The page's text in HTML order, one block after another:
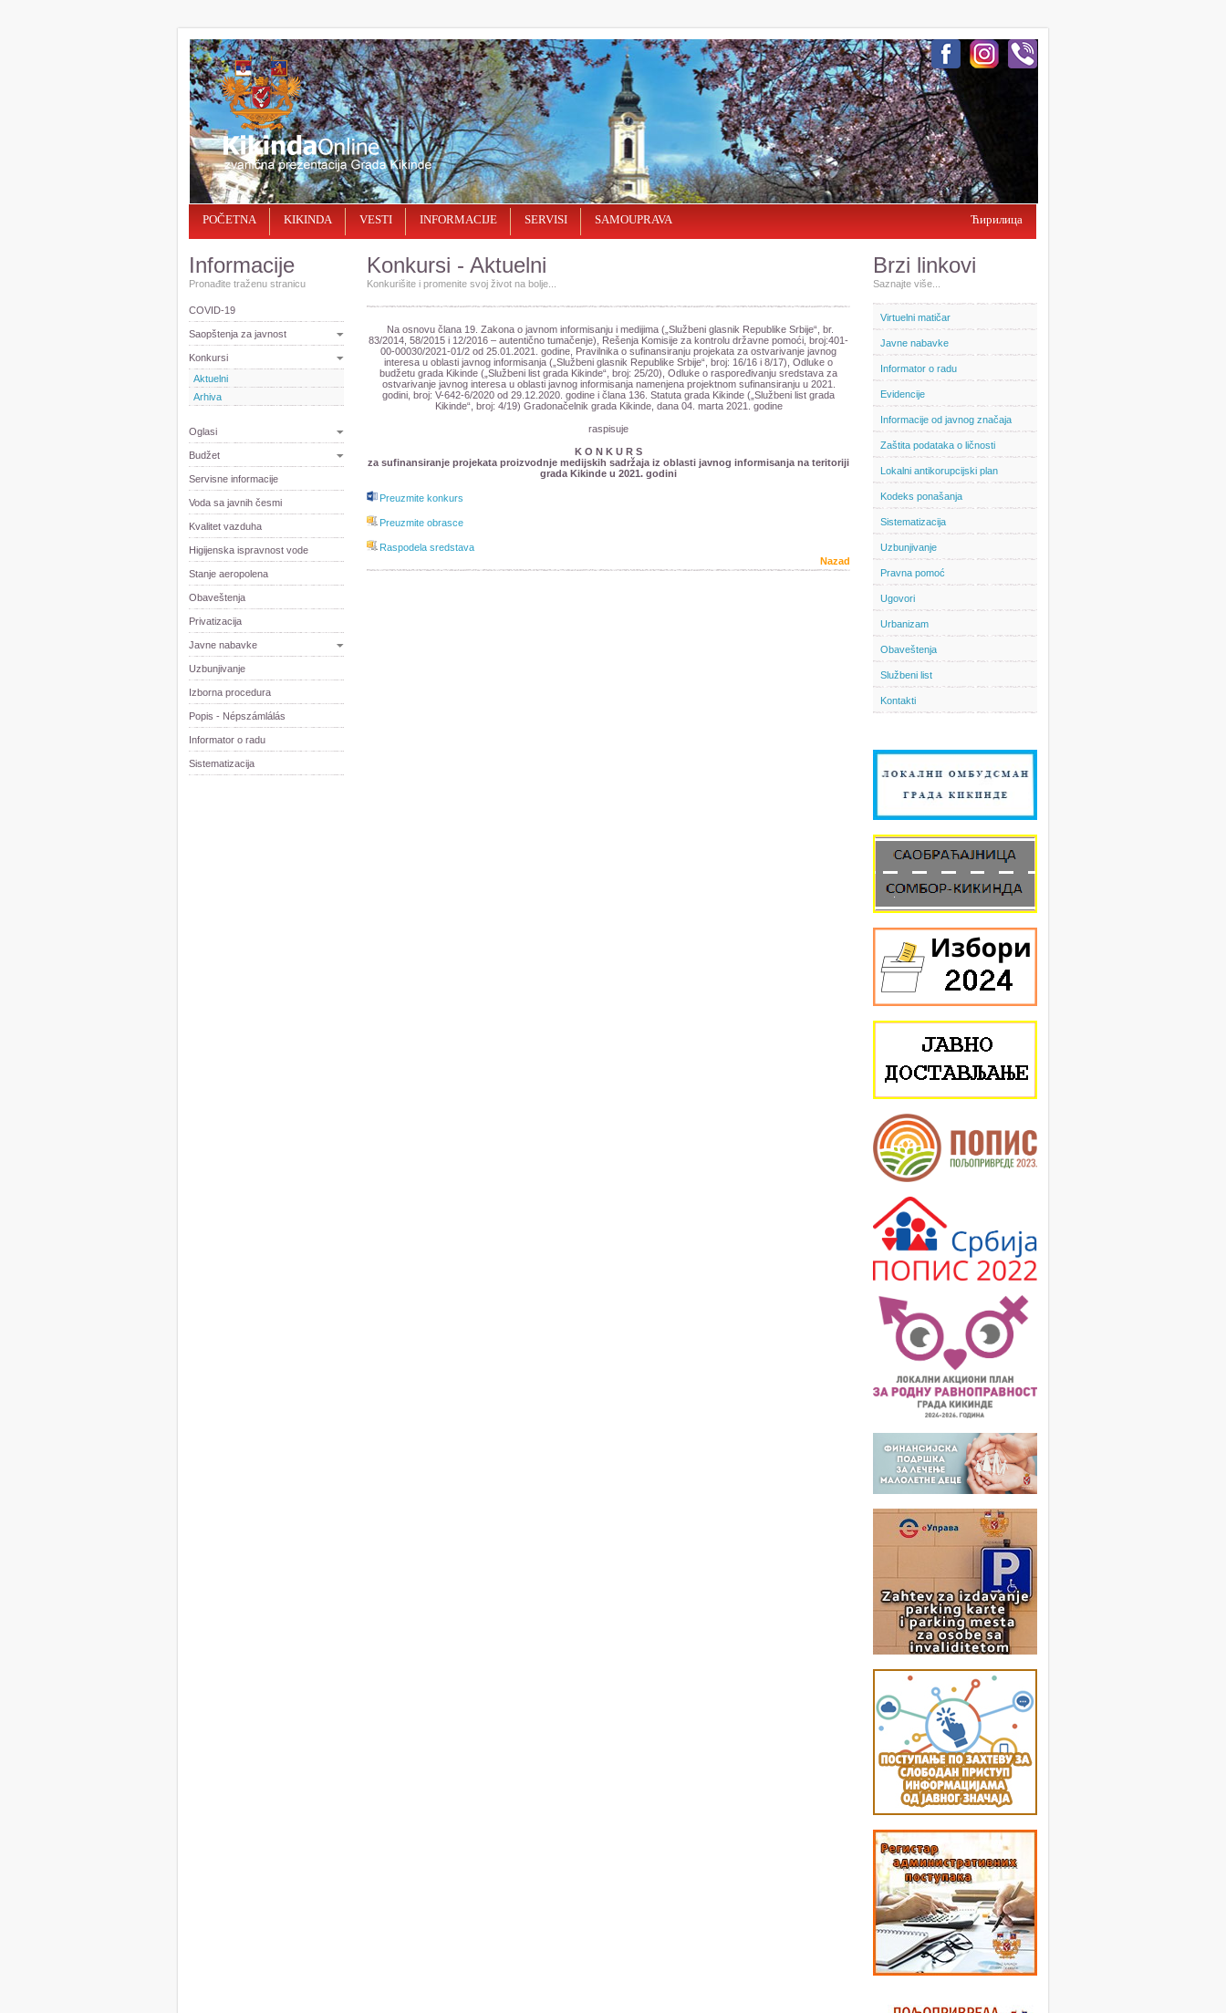
POČETNA KIKINDA VESTI INFORMACIJE SERVISI SAMOUPRAVA Ћирилица
Informacije
Pronađite traženu stranicu
COVID-19
Saopštenja za javnost
Konkursi
Aktuelni
Arhiva
Oglasi
Budžet
Servisne informacije
Voda sa javnih česmi
Kvalitet vazduha
Higijenska ispravnost vode
Stanje aeropolena
Obaveštenja
Privatizacija
Javne nabavke
Uzbunjivanje
Izborna procedura
Popis - Népszámlálás
Informator o radu
Sistematizacija
Konkursi - Aktuelni
Konkurišite i promenite svoj život na bolјe...
Na osnovu člana 19. Zakona o javnom informisanju i medijima („Službeni glasnik Republike Srbije“, br.
83/2014, 58/2015 i 12/2016 – autentično tumačenje), Rešenja Komisije za kontrolu državne pomoći, broj:401-
00-00030/2021-01/2 od 25.01.2021. godine, Pravilnika o sufinansiranju projekata za ostvarivanje javnog
interesa u oblasti javnog informisanja („Službeni glasnik Republike Srbije“, broj: 16/16 i 8/17), Odluke o
budžetu grada Kikinde („Službeni list grada Kikinde“, broj: 25/20), Odluke o raspoređivanju sredstava za
ostvarivanje javnog interesa u oblasti javnog informisanja namenjena projektnom sufinansiranju u 2021.
godini, broj: V-642-6/2020 od 29.12.2020. godine i člana 136. Statuta grada Kikinde („Službeni list grada
Kikinde“, broj: 4/19) Gradonačelnik grada Kikinde, dana 04. marta 2021. godine
raspisuje
K O N K U R S
za sufinansiranje projekata proizvodnje medijskih sadržaja iz oblasti javnog informisanja na teritoriji
grada Kikinde u 2021. godini
Preuzmite konkurs
Preuzmite obrasce
Raspodela sredstava
Nazad
Brzi linkovi
Saznajte više...
Virtuelni matičar
Javne nabavke
Informator o radu
Evidencije
Informacije od javnog značaja
Zaštita podataka o ličnosti
Lokalni antikorupcijski plan
Kodeks ponašanja
Sistematizacija
Uzbunjivanje
Pravna pomoć
Ugovori
Urbanizam
Obaveštenja
Službeni list
Kontakti